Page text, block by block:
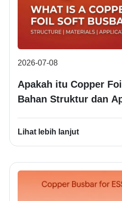
2026-07-08
Apakah itu Copper
Bahan Struktur dan
Lihat lebih lanjut